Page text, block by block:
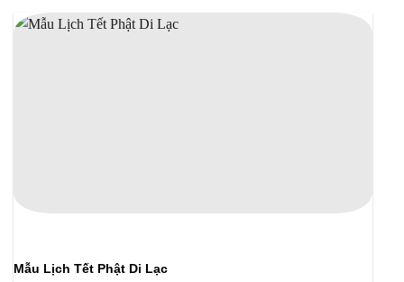
Mẫu Lịch Tết Phật Di Lạc